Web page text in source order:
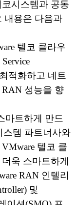
시스템과 공동
내용은 다음과
텔코 클라우
적화하고 네트
성능을 향
마트하게 만드
스템 파트너사와
텔코 클
욱 스마트하게
RAN 인텔리
및